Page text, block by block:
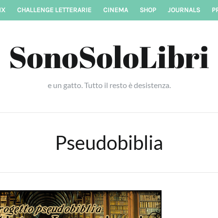
CHALLENGE LETTERARIE CINEMA SHOP JOURNALS
SonoSoloLibri
e un gatto. Tutto il resto è desistenza.
Pseudobiblia